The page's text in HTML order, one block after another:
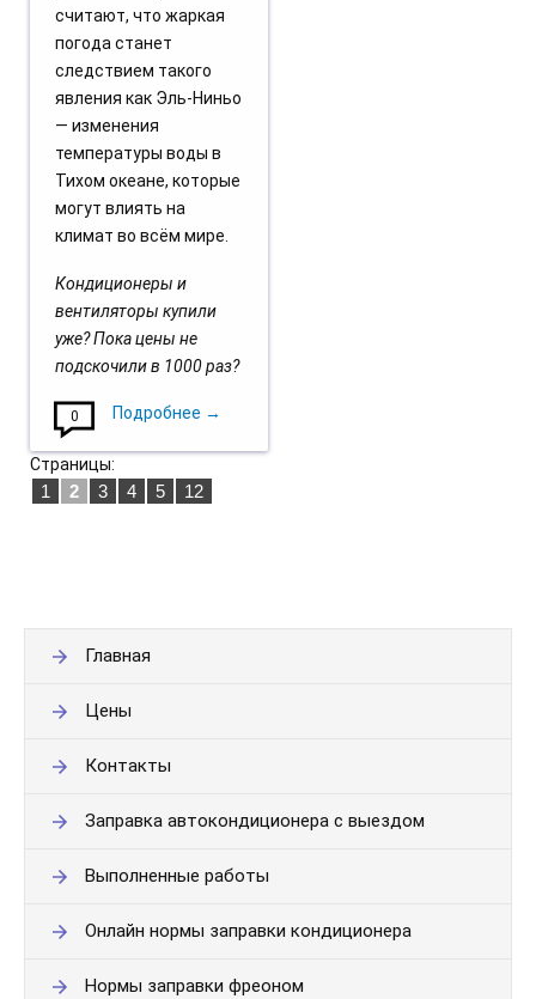
считают, что жаркая
погода станет
следствием такого
явления как Эль-Ниньо
— изменения
температуры воды в
Тихом океане, которые
могут влиять на
климат во всём мире.
Кондиционеры и
вентиляторы купили
уже? Пока цены не
подскочили в 1000 раз?
0 Подробнее →
Страницы:
1 2 3 4 5 12
Главная
Цены
Контакты
Заправка автокондиционера с выездом
Выполненные работы
Онлайн нормы заправки кондиционера
Нормы заправки фреоном